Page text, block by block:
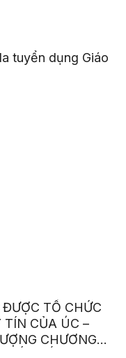
tuyển dụng Giáo
TỔ CHỨC
CỦA ÚC –
CHƯƠNG